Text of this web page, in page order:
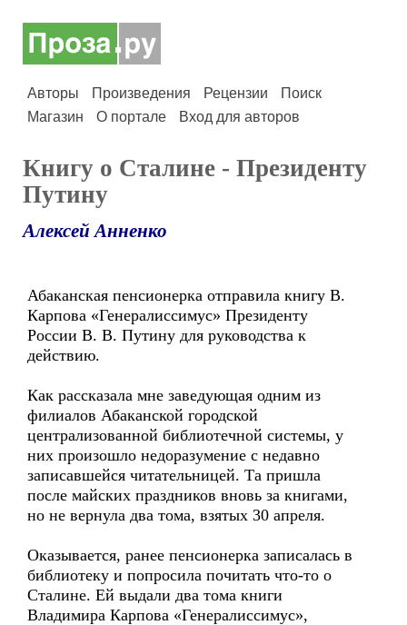
Авторы Произведения Рецензии
Поиск
Магазин
О портале Вход для авторов
Книгу о Cталине - Президенту
Путину
Алексей Анненко
Абаканская пенсионерка отправила книгу В.
Карпова «Генералиссимус» Президенту
России В. В. Путину для руководства к
действию.
Как рассказала мне заведующая одним из
филиалов Абаканской городской
централизованной библиотечной системы, у
них произошло недоразумение с недавно
записавшейся читательницей. Та пришла
после майских праздников вновь за книгами,
но не вернула два тома, взятых 30 апреля.
Оказывается, ранее пенсионерка записалась в
библиотеку и попросила почитать что-то о
Сталине. Ей выдали два тома книги
Владимира Карпова «Генералиссимус»,